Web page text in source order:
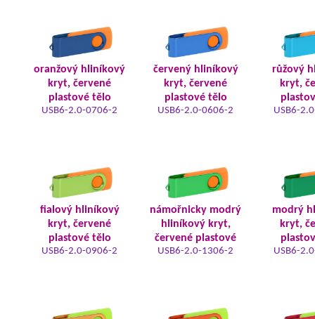
oranžový hliníkový
kryt, červené
plastové tělo
USB6-2.0-0706-2
červený hliníkový
kryt, červené
plastové tělo
USB6-2.0-0606-2
růžový
kryt,
USB6-
fialový hliníkový
kryt, červené
plastové tělo
USB6-2.0-0906-2
námořnicky modrý
hliníkový kryt,
červené plastové
USB6-2.0-1306-2
modrý
kryt,
USB6-